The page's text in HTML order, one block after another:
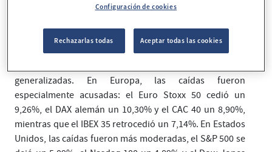
renta variable como en renta fija. Además, los mercados
europeos de deuda vivieron uno de los meses más
volátiles desde que hay registros.
generalizadas. En Europa, las caídas fueron
especialmente acusadas: el Euro Stoxx 50 cedió un
9,26%, el DAX alemán un 10,30% y el CAC 40 un 8,90%,
mientras que el IBEX 35 retrocedió un 7,14%. En Estados
Unidos, las caídas fueron más moderadas, el S&P 500 se
Configuración de cookies
Rechazarlas todas Aceptar todas las cookies